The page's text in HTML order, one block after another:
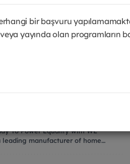
WE Power Talent
To Power Equality with WE
bir başvuru
yayında olan programların